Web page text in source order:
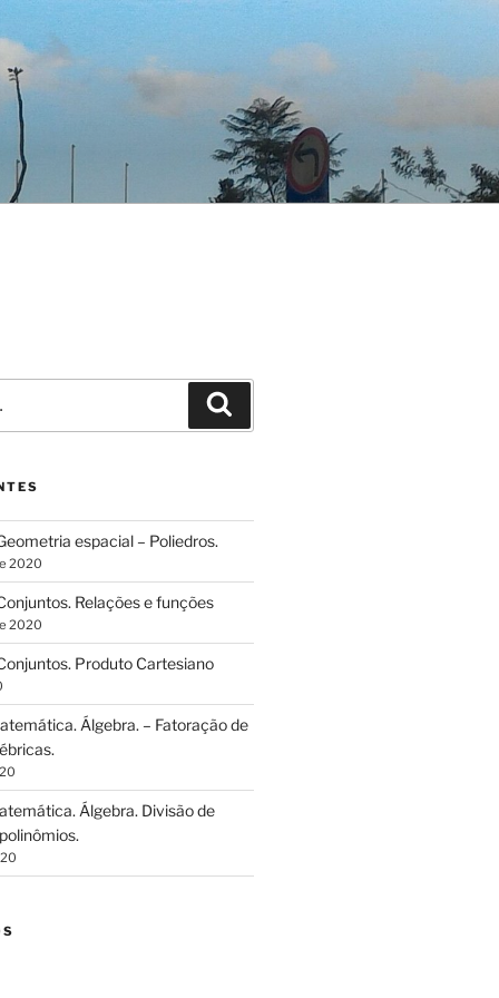
espacial – Poliedros.
2020
Relações e funções
2020
Produto Cartesiano
Álgebra. – Fatoração de
Álgebra. Divisão de